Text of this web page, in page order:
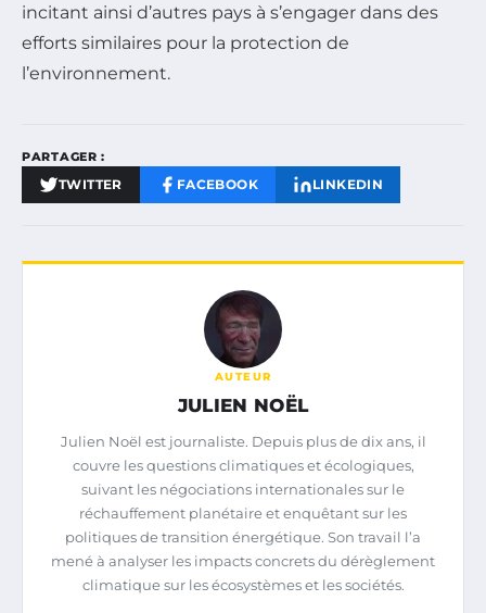
incitant ainsi d’autres pays à s’engager dans des
efforts similaires pour la protection de
l’environnement.
PARTAGER :
TWITTER FACEBOOK LINKEDIN
AUTEUR
JULIEN NOËL
Julien Noël est journaliste. Depuis plus de dix ans, il
couvre les questions climatiques et écologiques,
suivant les négociations internationales sur le
réchauffement planétaire et enquêtant sur les
politiques de transition énergétique. Son travail l’a
mené à analyser les impacts concrets du dérèglement
climatique sur les écosystèmes et les sociétés.